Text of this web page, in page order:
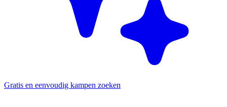
Gratis en eenvoudig kampen zoeken